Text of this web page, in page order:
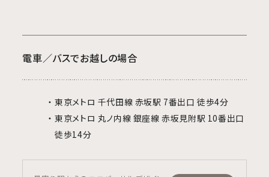
電車／バスでお越しの場合
東京メトロ 千代田線 赤坂駅 7番出口 徒歩4分
東京メトロ 丸ノ内線 銀座線 赤坂見附駅 10番出口
徒歩14分